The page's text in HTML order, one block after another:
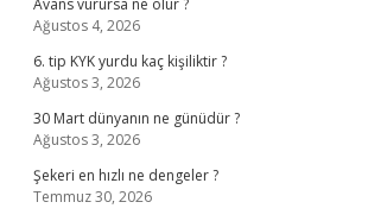
Avans vurursa ne olur ?
Ağustos 4, 2026
6. tip KYK yurdu kaç kişiliktir ?
Ağustos 3, 2026
30 Mart dünyanın ne günüdür ?
Ağustos 3, 2026
Şekeri en hızlı ne dengeler ?
Temmuz 30, 2026